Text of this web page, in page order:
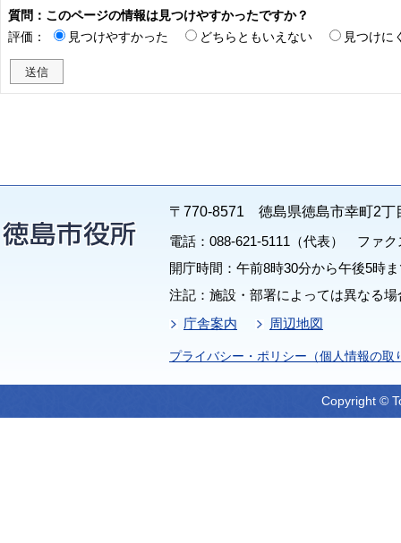
質問：このページの情報は見つけやすかったですか？
評価：
見つけやすかった どちらともいえない 見つけに
〒770-8571 徳島県徳島市幸町2丁
電話：088-621-5111（代表） ファク
開庁時間：午前8時30分から午後5時
注記：施設・部署によっては異なる
庁舎案内
周辺地図
プライバシー・ポリシー（個人情報の取
Copyright ©